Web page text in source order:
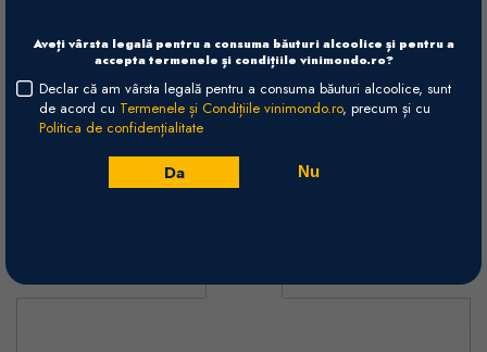
Aveți vârsta legală pentru a consuma băuturi alcoolice și pentru a
accepta termenele și condițiile vinimondo.ro?
Declar că am vârsta legală pentru a consuma băuturi alcoolice, sunt
de acord cu Termenele și Condițiile vinimondo.ro, precum și cu
Politica de confidențialitate
Da Nu
bună, complexitate, final lung și persistent.
Olfactiv
Arome calde de ierburi, fructe galbene coapte, parțial confiate,
condimente și arome florale, precum și note de nuci.
Recenzii